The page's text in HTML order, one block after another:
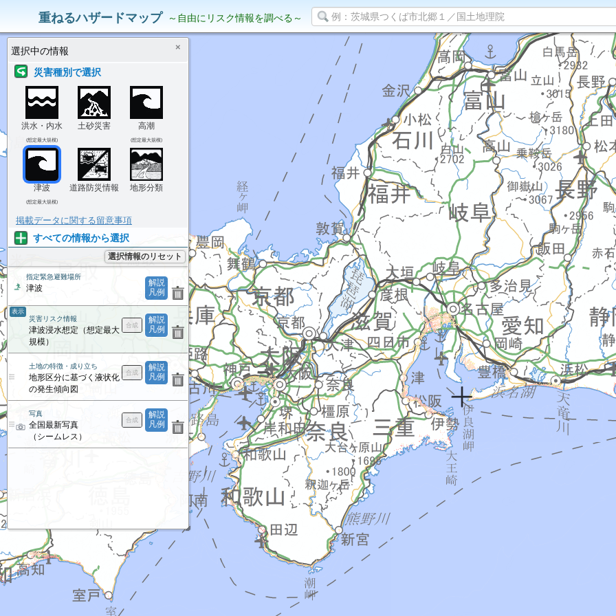
重ねるハザードマップ ～自由にリスク情報を調べる～
災害リスク情報
選択中の情報 ×
災害種別で選択
洪水・内水
(想定最大規模)
土砂災害 高潮
(想定最大規模)
津波
(想定最大規模)
道路防災情報 地形分類
掲載データに関する留意事項
すべての情報から選択
選択情報のリセット
解説
凡例
指定緊急避難場所
津波
解説
凡例
表示
災害リスク情報
津波浸水想定（想定最大
規模）
解説
凡例
土地の特徴・成り立ち
地形区分に基づく液状化
の発生傾向図
解説
凡例
写真
全国最新写真
（シームレス）